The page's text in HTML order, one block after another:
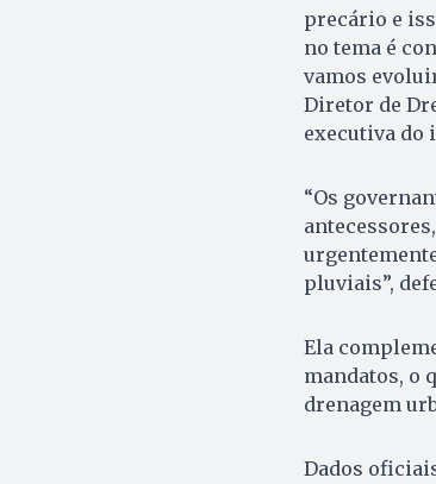
precário e
no tema é
vamos
Diretor de
executiva do
“Os
pluviais”,
Ela
mandatos, o
drenagem
Dados